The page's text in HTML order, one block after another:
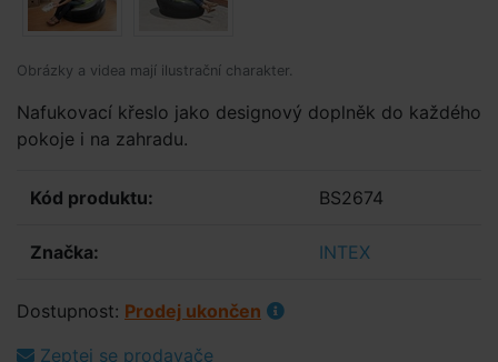
Obrázky a videa mají ilustrační charakter.
Nafukovací křeslo jako designový doplněk do každého
pokoje i na zahradu.
Kód produktu: BS2674
Značka: INTEX
Dostupnost: Prodej ukončen
Zeptej se prodavače